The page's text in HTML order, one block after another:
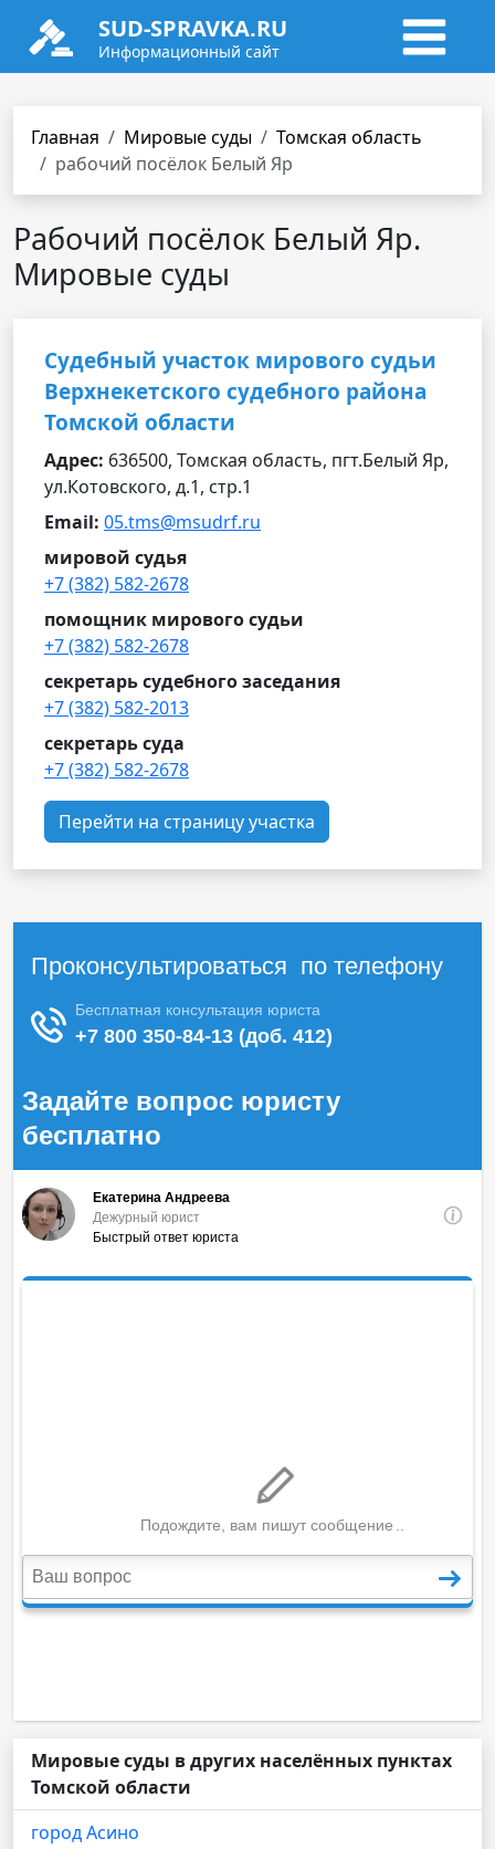
SUD-SPRAVKA.RU
Информационный сайт
Главная Мировые суды
Томская область
рабочий посёлок Белый Яр
Рабочий посёлок Белый Яр.
Мировые суды
Судебный участок мирового судьи
Верхнекетского судебного района
Томской области
Адрес: 636500, Томская область, пгт.Белый Яр,
ул.Котовского, д.1, стр.1
Email: 05.tms@msudrf.ru
мировой судья
+7 (382) 582-2678
помощник мирового судьи
+7 (382) 582-2678
секретарь судебного заседания
+7 (382) 582-2013
секретарь суда
+7 (382) 582-2678
Перейти на страницу участка
Мировые суды в других населённых пунктах
Томской области
город Асино